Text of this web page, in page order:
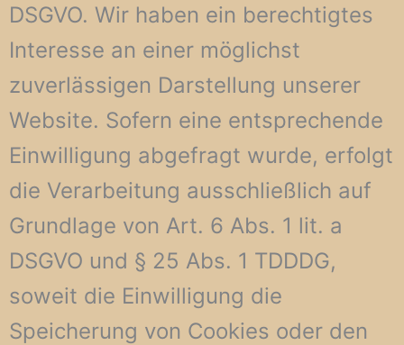
DSGVO. Wir haben ein berechtigtes
Interesse an einer möglichst
zuverlässigen Darstellung unserer
Website. Sofern eine entsprechende
Einwilligung abgefragt wurde, erfolgt
die Verarbeitung ausschließlich auf
Grundlage von Art. 6 Abs. 1 lit. a
DSGVO und § 25 Abs. 1 TDDDG,
soweit die Einwilligung die
Speicherung von Cookies oder den